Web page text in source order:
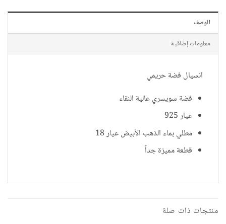
الوصف
معلومات إضافية
انسيال فضة حريمي
فضة سويسري عالية النقاء
عيار 925
مطلي بماء الذهب الأبيض عيار 18
قطعة مميزة جداً
منتجات ذات صلة